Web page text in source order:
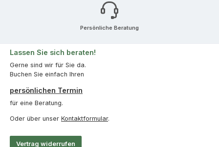
Persönliche Beratung
Lassen Sie sich beraten!
Gerne sind wir für Sie da.
Buchen Sie einfach Ihren
persönlichen Termin
für eine Beratung.
Oder über unser Kontaktformular.
Vertrag widerrufen